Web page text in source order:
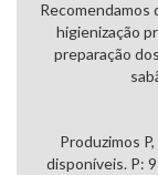
Recomendamos
higienização
preparação
Produzimos
disponíveis. P: